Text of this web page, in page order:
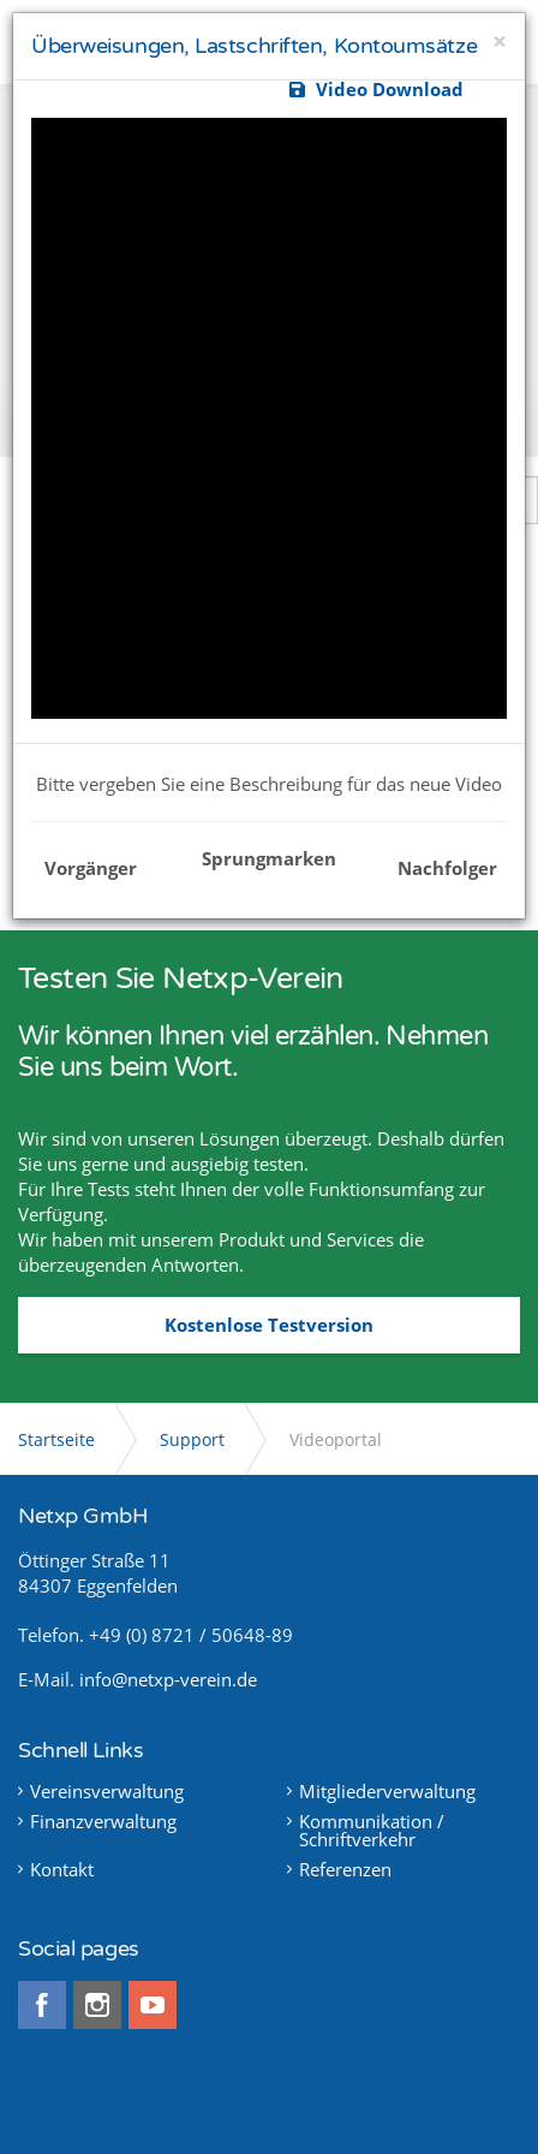
Verbandsmeldungen
Vereinswissen
×
Überweisungen, Lastschriften, Kontoumsätze
Video Download
Bitte vergeben Sie eine Beschreibung für das neue Video
Vorgänger Sprungmarken Nachfolger
Testen Sie Netxp-Verein
Wir können Ihnen viel erzählen. Nehmen
Sie uns beim Wort.
Wir sind von unseren Lösungen überzeugt. Deshalb dürfen
Sie uns gerne und ausgiebig testen.
Für Ihre Tests steht Ihnen der volle Funktionsumfang zur
Verfügung.
Wir haben mit unserem Produkt und Services die
überzeugenden Antworten.
Kostenlose Testversion
Startseite Support Videoportal
Netxp GmbH
Öttinger Straße 11
84307 Eggenfelden
Telefon. +49 (0) 8721 / 50648-89
E-Mail. info@netxp-verein.de
Schnell Links
Vereinsverwaltung
Mitgliederverwaltung
Finanzverwaltung
Kommunikation /
Schriftverkehr
Kontakt
Referenzen
Social pages